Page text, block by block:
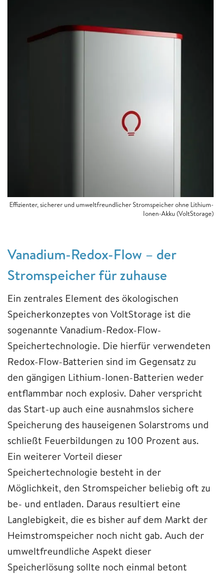
Effizienter, sicherer und umweltfreundlicher Stromspeicher ohne Lithium-
Ionen-Akku (VoltStorage)
Vanadium-Redox-Flow – der
Stromspeicher für zuhause
Ein zentrales Element des ökologischen
Speicherkonzeptes von VoltStorage ist die
sogenannte Vanadium-Redox-Flow-
Speichertechnologie. Die hierfür verwendeten
Redox-Flow-Batterien sind im Gegensatz zu
den gängigen Lithium-Ionen-Batterien weder
entflammbar noch explosiv. Daher verspricht
das Start-up auch eine ausnahmslos sichere
Speicherung des hauseigenen Solarstroms und
schließt Feuerbildungen zu 100 Prozent aus.
Ein weiterer Vorteil dieser
Speichertechnologie besteht in der
Möglichkeit, den Stromspeicher beliebig oft zu
be- und entladen. Daraus resultiert eine
Langlebigkeit, die es bisher auf dem Markt der
Heimstromspeicher noch nicht gab. Auch der
umweltfreundliche Aspekt dieser
Speicherlösung sollte noch einmal betont